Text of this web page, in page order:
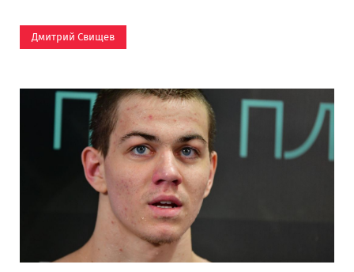
Дмитрий Свищев